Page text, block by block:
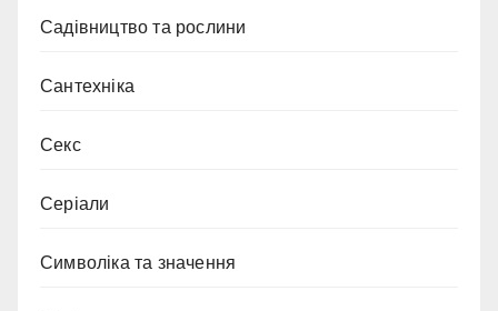
Садівництво та рослини
Сантехніка
Секс
Серіали
Символіка та значення